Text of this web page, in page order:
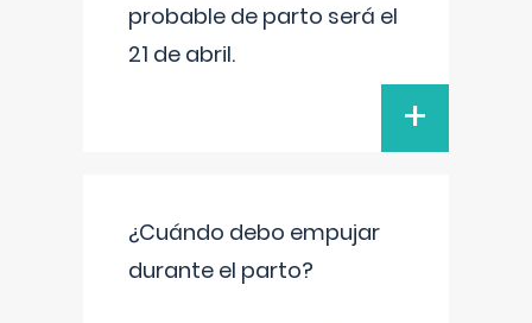
probable de parto será el
21 de abril.
+
¿Cuándo debo empujar
durante el parto?